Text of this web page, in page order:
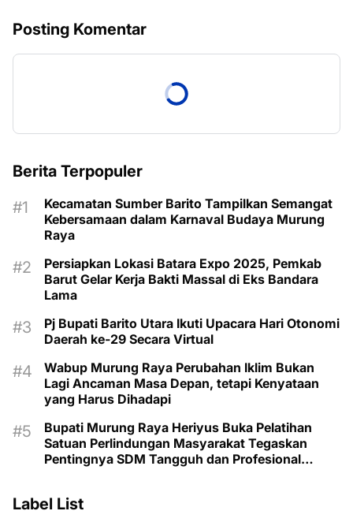
Posting Komentar
Berita Terpopuler
Kecamatan Sumber Barito Tampilkan Semangat
Kebersamaan dalam Karnaval Budaya Murung
Raya
Persiapkan Lokasi Batara Expo 2025, Pemkab
Barut Gelar Kerja Bakti Massal di Eks Bandara
Lama
Pj Bupati Barito Utara Ikuti Upacara Hari Otonomi
Daerah ke-29 Secara Virtual
Wabup Murung Raya Perubahan Iklim Bukan
Lagi Ancaman Masa Depan, tetapi Kenyataan
yang Harus Dihadapi
Bupati Murung Raya Heriyus Buka Pelatihan
Satuan Perlindungan Masyarakat Tegaskan
Pentingnya SDM Tangguh dan Profesional
Label List